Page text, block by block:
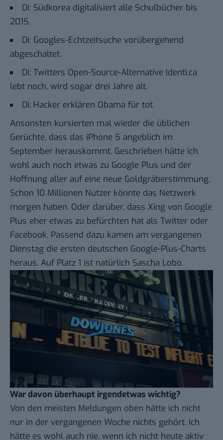
Di: Südkorea digitalisiert alle Schulbücher bis
2015.
Di: Googles-Echtzeitsuche vorübergehend
abgeschaltet.
Di: Twitters Open-Source-Alternative Identi.ca
lebt noch, wird sogar drei Jahre alt.
Di: Hacker erklären Obama für tot.
Ansonsten kursierten mal wieder die üblichen
Gerüchte, dass das iPhone 5 angeblich im
September herauskommt. Geschrieben hätte ich
wohl auch noch etwas zu Google Plus und der
Hoffnung aller auf eine neue Goldgräberstimmung.
Schon 10 Millionen Nutzer könnte das Netzwerk
morgen haben. Oder darüber, dass Xing von Google
Plus eher etwas zu befürchten hat als Twitter oder
Facebook. Passend dazu kamen am vergangenen
Dienstag die ersten deutschen Google-Plus-Charts
heraus. Auf Platz 1 ist natürlich Sascha Lobo.
War davon überhaupt irgendetwas wichtig?
Von den meisten Meldungen oben hätte ich nicht
nur in der vergangenen Woche nichts gehört. Ich
hätte es wohl auch nie, wenn ich nicht heute aktiv